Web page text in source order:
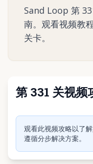
Sand Loop 第
南。观看视频教
关卡。
第 331 关视频
观看此视频攻略以了
遵循分步解决方案。